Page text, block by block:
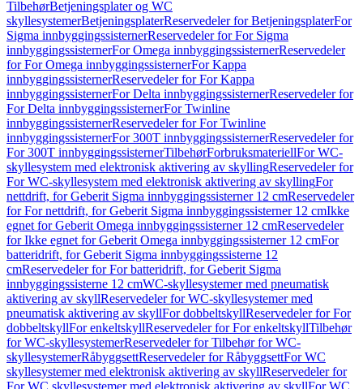
TilbehørBetjeningsplater og WC
skyllesystemerBetjeningsplaterReservedeler for BetjeningsplaterFor
Sigma innbyggingssisternerReservedeler for For Sigma
innbyggingssisternerFor Omega innbyggingssisternerReservedeler
for For Omega innbyggingssisternerFor Kappa
innbyggingssisternerReservedeler for For Kappa
innbyggingssisternerFor Delta innbyggingssisternerReservedeler for
For Delta innbyggingssisternerFor Twinline
innbyggingssisternerReservedeler for For Twinline
innbyggingssisternerFor 300T innbyggingssisternerReservedeler for
For 300T innbyggingssisternerTilbehørForbruksmateriellFor WC-
skyllesystem med elektronisk aktivering av skyllingReservedeler for
For WC-skyllesystem med elektronisk aktivering av skyllingFor
nettdrift, for Geberit Sigma innbyggingssisterner 12 cmReservedeler
for For nettdrift, for Geberit Sigma innbyggingssisterner 12 cmIkke
egnet for Geberit Omega innbyggingssisterner 12 cmReservedeler
for Ikke egnet for Geberit Omega innbyggingssisterner 12 cmFor
batteridrift, for Geberit Sigma innbyggingssisterne 12
cmReservedeler for For batteridrift, for Geberit Sigma
innbyggingssisterne 12 cmWC-skyllesystemer med pneumatisk
aktivering av skyllReservedeler for WC-skyllesystemer med
pneumatisk aktivering av skyllFor dobbeltskyllReservedeler for For
dobbeltskyllFor enkeltskyllReservedeler for For enkeltskyllTilbehør
for WC-skyllesystemerReservedeler for Tilbehør for WC-
skyllesystemerRåbyggsettReservedeler for RåbyggsettFor WC
skyllesystemer med elektronisk aktivering av skyllReservedeler for
For WC skyllesystemer med elektronisk aktivering av skyllFor WC